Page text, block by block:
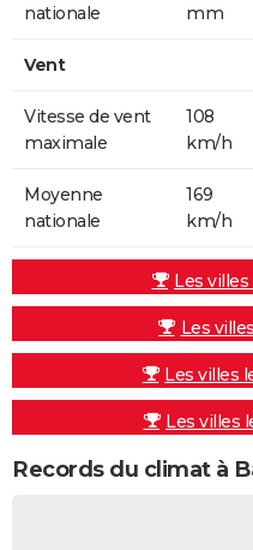
nationale
mm
Vent
Vitesse de vent
maximale
108
km/h
Moyenne
nationale
169
km/h
Les
Les
Les villes
Les villes
Records du climat à